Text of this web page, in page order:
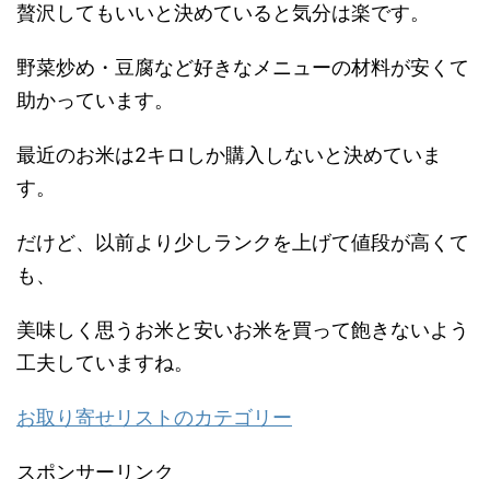
贅沢してもいいと決めていると気分は楽です。
野菜炒め・豆腐など好きなメニューの材料が安くて
助かっています。
最近のお米は2キロしか購入しないと決めていま
す。
だけど、以前より少しランクを上げて値段が高くて
も、
美味しく思うお米と安いお米を買って飽きないよう
工夫していますね。
お取り寄せリストのカテゴリー
スポンサーリンク